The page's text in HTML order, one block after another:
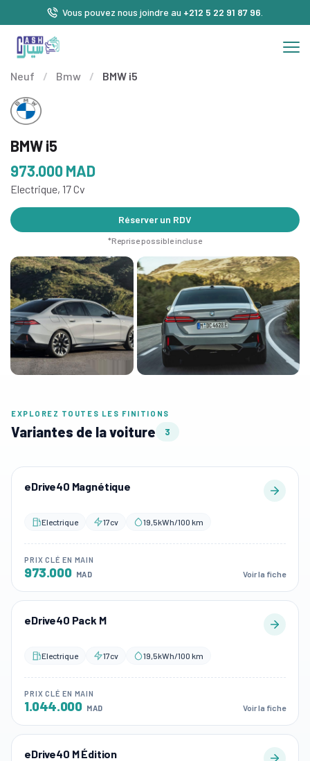
Vous pouvez nous joindre au +212 5 22 91 87 96
Neuf / Bmw / BMW i5
BMW i5
973.000MAD
Electrique, 17 Cv
Réserver un RDV
*Reprise possible incluse
EXPLOREZ TOUTES LES FINITIONS
Variantes de la voiture 3
eDrive40 Magnétique
Electrique 17cv 19,5kWh/100 km
PRIX CLÉ EN MAIN
973.000 MAD Voir la fiche
eDrive40 Pack M
Electrique 17cv 19,5kWh/100 km
PRIX CLÉ EN MAIN
1.044.000 MAD Voir la fiche
eDrive40 M Édition